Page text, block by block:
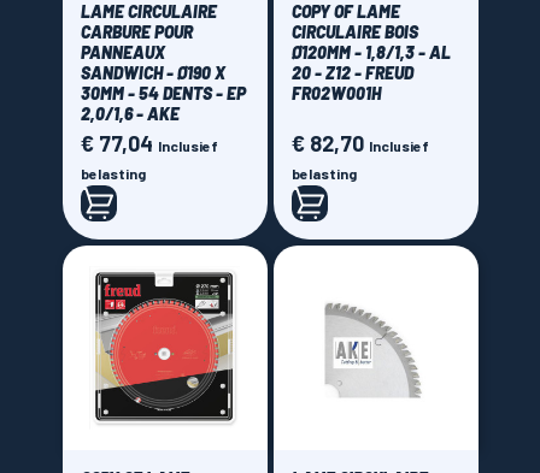
LAME CIRCULAIRE
CARBURE POUR
PANNEAUX
SANDWICH - Ø190 X
30MM - 54 DENTS - EP
2,0/1,6 - AKE
Prijs
€ 77,04 Inclusief
belasting
COPY OF LAME
CIRCULAIRE BOIS
Ø120MM - 1,8/1,3 - AL
20 - Z12 - FREUD
FR02W001H
Prijs
€ 82,70 Inclusief
belasting